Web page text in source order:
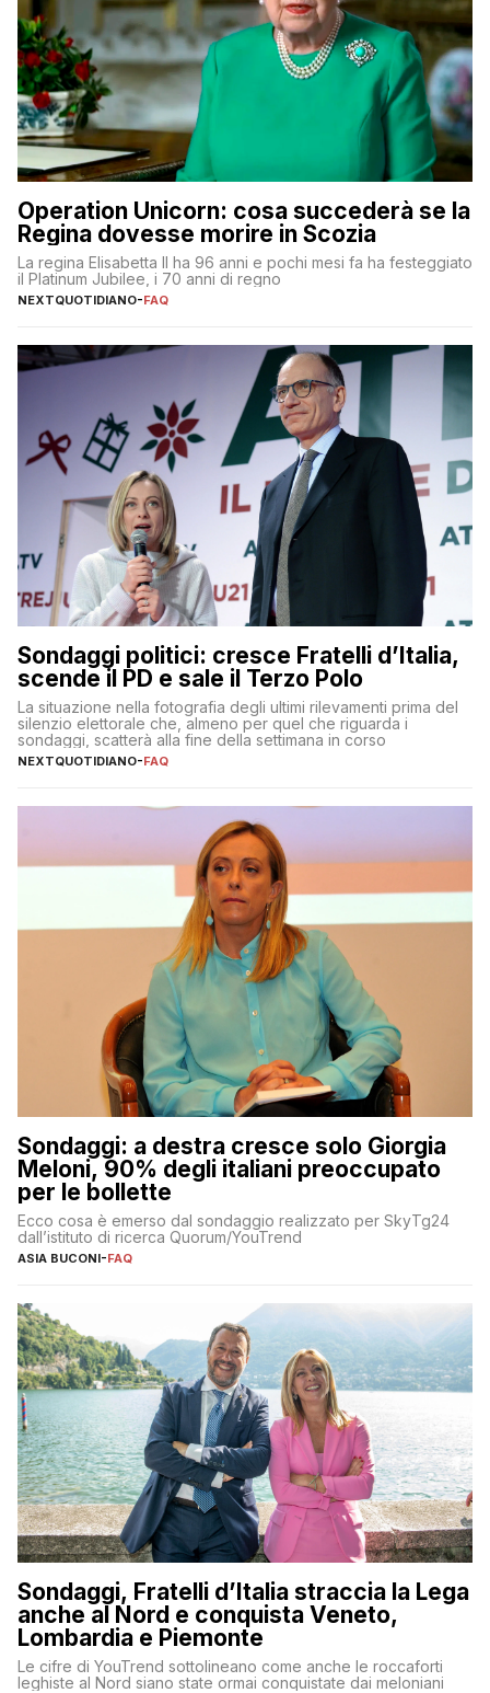
Operation Unicorn: cosa succederà se la
Regina dovesse morire in Scozia
La regina Elisabetta II ha 96 anni e pochi mesi fa ha festeggiato
il Platinum Jubilee, i 70 anni di regno
NEXTQUOTIDIANO-FAQ
Sondaggi politici: cresce Fratelli d’Italia,
scende il PD e sale il Terzo Polo
La situazione nella fotografia degli ultimi rilevamenti prima del
silenzio elettorale che, almeno per quel che riguarda i
sondaggi, scatterà alla fine della settimana in corso
NEXTQUOTIDIANO-FAQ
Sondaggi: a destra cresce solo Giorgia
Meloni, 90% degli italiani preoccupato
per le bollette
Ecco cosa è emerso dal sondaggio realizzato per SkyTg24
dall’istituto di ricerca Quorum/YouTrend
ASIA BUCONI-FAQ
Sondaggi, Fratelli d’Italia straccia la Lega
anche al Nord e conquista Veneto,
Lombardia e Piemonte
Le cifre di YouTrend sottolineano come anche le roccaforti
leghiste al Nord siano state ormai conquistate dai meloniani